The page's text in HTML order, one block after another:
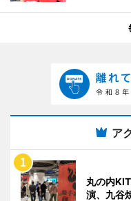
ア
丸の内
演、九谷